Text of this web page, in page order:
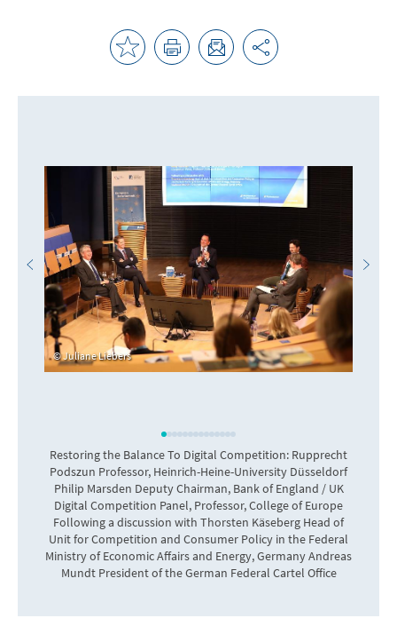
Juliane Liebers
Restoring the Balance To Digital Competition: Rupprecht
Podszun Professor, Heinrich-Heine-University Düsseldorf
Philip Marsden Deputy Chairman, Bank of England / UK
Digital Competition Panel, Professor, College of Europe
Following a discussion with Thorsten Käseberg Head of
Unit for Competition and Consumer Policy in the Federal
Ministry of Economic Affairs and Energy, Germany Andreas
Mundt President of the German Federal Cartel Office